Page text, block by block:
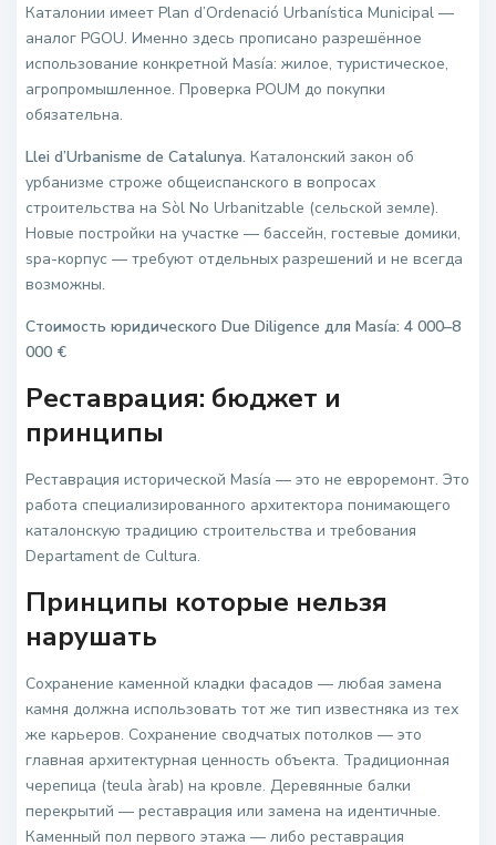
Каталонии имеет Plan d’Ordenació Urbanística Municipal —
аналог PGOU. Именно здесь прописано разрешённое
использование конкретной Masía: жилое, туристическое,
агропромышленное. Проверка POUM до покупки
обязательна.
Llei d’Urbanisme de Catalunya. Каталонский закон об
урбанизме строже общеиспанского в вопросах
строительства на Sòl No Urbanitzable (сельской земле).
Новые постройки на участке — бассейн, гостевые домики,
spa-корпус — требуют отдельных разрешений и не всегда
возможны.
Стоимость юридического Due Diligence для Masía: 4 000–8
000 €
Реставрация: бюджет и
принципы
Реставрация исторической Masía — это не евроремонт. Это
работа специализированного архитектора понимающего
каталонскую традицию строительства и требования
Departament de Cultura.
Принципы которые нельзя
нарушать
Сохранение каменной кладки фасадов — любая замена
камня должна использовать тот же тип известняка из тех
же карьеров. Сохранение сводчатых потолков — это
главная архитектурная ценность объекта. Традиционная
черепица (teula àrab) на кровле. Деревянные балки
перекрытий — реставрация или замена на идентичные.
Каменный пол первого этажа — либо реставрация